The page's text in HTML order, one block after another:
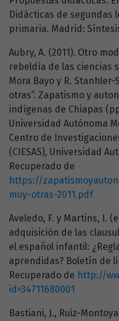
Didácticas de segundas
primaria. Madrid:
Aubry, A. (2011). Otro
rebeldía de las ciencias
Mora Bayo y R. Stanhler-
otras”. Zapatismo y
indígenas de Chiapas
Universidad Autónoma
Centro de
(CIESAS), Universidad
Recuperado de
https://
muy-otras-2011.pdf
Aveledo, F. y Martins, I.
adquisición de las
el español infantil:
aprendidas? Boletín de
Recuperado de http://
id=34711680001
Bastiani, J., Ruiz-